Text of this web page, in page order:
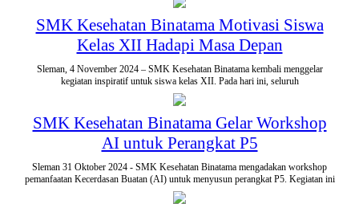
SMK Kesehatan Binatama Motivasi Siswa
Kelas XII Hadapi Masa Depan
Sleman, 4 November 2024 – SMK Kesehatan Binatama kembali menggelar
kegiatan inspiratif untuk siswa kelas XII. Pada hari ini, seluruh
SMK Kesehatan Binatama Gelar Workshop
AI untuk Perangkat P5
Sleman 31 Oktober 2024 - SMK Kesehatan Binatama mengadakan workshop
pemanfaatan Kecerdasan Buatan (AI) untuk menyusun perangkat P5. Kegiatan ini